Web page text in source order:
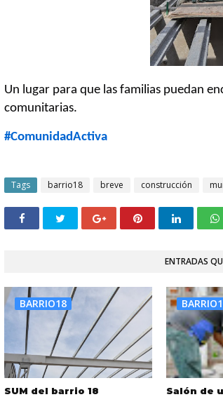
Un lugar para que las familias puedan
comunitarias.
#ComunidadActiva
Tags barrio18 breve construcción
ENTRADAS
BARRIO18
SUM del barrio 18 Salón de